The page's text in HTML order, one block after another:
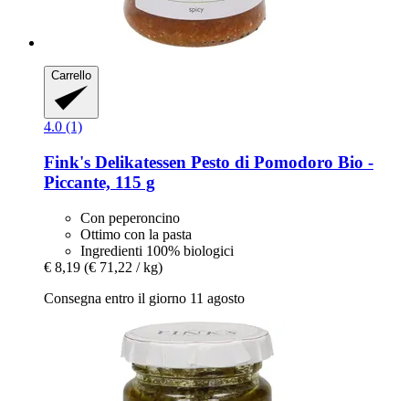
Carrello
4.0 (1)
Fink's Delikatessen Pesto di Pomodoro Bio -​
Piccante, 115 g
Con peperoncino
Ottimo con la pasta
Ingredienti 100% biologici
€ 8,19 (€ 71,22 / kg)
Consegna entro il giorno 11 agosto